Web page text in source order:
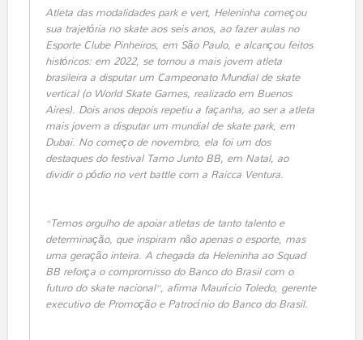
Atleta das modalidadesparkevert, Heleninha começou
sua trajetória no skate aos seis anos, ao fazer aulas no
Esporte Clube Pinheiros, em São Paulo, e alcançou feitos
históricos: em 2022, se tornou a mais jovem atleta
brasileira a disputar um Campeonato Mundial de skate
vertical (o World Skate Games, realizado em Buenos
Aires). Dois anos depois repetiu a façanha, ao ser a atleta
mais jovem a disputar um mundial de skate park, em
Dubai. No começo de novembro, ela foi um dos
destaques do festival Tamo Junto BB, em Natal, ao
dividir o pódio novert battlecom a Raicca Ventura.
“Temos orgulho de apoiar atletas de tanto talento e
determinação, que inspiram não apenas o esporte, mas
uma geração inteira. A chegada da Heleninha ao Squad
BB reforça o compromisso do Banco do Brasil com o
futuro do skate nacional”, afirma Maurício Toledo, gerente
executivo de Promoção e Patrocínio do Banco do Brasil.